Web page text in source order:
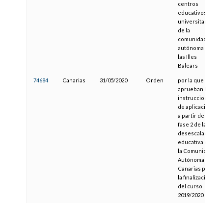
centros
educativos no
universitarios
de la
comunidad
autónoma de
las Illes
Balears
74684 Canarias 31/05/2020 Orden
por la que se
aprueban las
instrucciones
de aplicación
a partir de la
fase 2 de la
desescalada
educativa en
la Comunidad
Autónoma de
Canarias para
la finalización
del curso
2019/2020